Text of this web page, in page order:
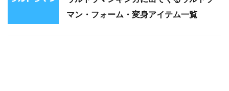
マン・フォーム・変身アイテム一覧